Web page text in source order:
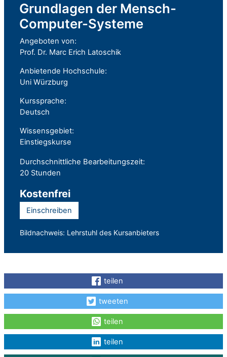
Grundlagen der Mensch-
Computer-Systeme
Angeboten von:
Prof. Dr. Marc Erich Latoschik
Anbietende Hochschule:
Uni Würzburg
Kurssprache:
Deutsch
Wissensgebiet:
Einstiegskurse
Durchschnittliche Bearbeitungszeit:
20 Stunden
Kostenfrei
Einschreiben
Bildnachweis: Lehrstuhl des Kursanbieters
teilen
tweeten
teilen
teilen